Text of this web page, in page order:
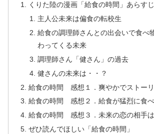
くりた陸の漫画「給食の時間」あらすじ
主人公未来は偏食の転校生
給食の調理師さんとの出会いで食べ
わってくる未来
調理師さん「健さん」の過去
健さんの未来は・・？
給食の時間 感想１．爽やかでストー
給食の時間 感想２．給食が猛烈に食
給食の時間 感想３．未来の恋の相手
ぜひ読んでほしい「給食の時間」